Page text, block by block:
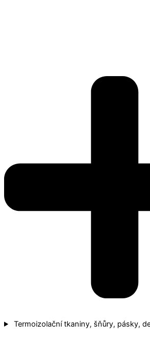
Termoizolační tkaniny, šňůry, pásky,